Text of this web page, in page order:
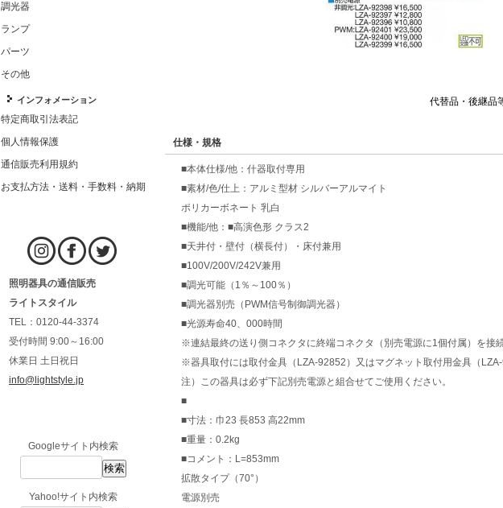
調光器
ランプ
パーツ
その他
インフォメーション
特定商取引法表記
個人情報保護
通信販売利用規約
お支払方法・送料・手数料・納期
照明器具の通信販売
ライトスタイル
TEL：0120-44-3374
受付時間 9:00～16:00
休業日 土日祝日
info@lightstyle.jp
Googleサイト内検索
Yahoo!サイト内検索
代替品・後継品
仕様・規格
■本体仕様/他：什器取付専用
■素材/色/仕上：アルミ型材 シルバーアルマイト
ポリカーボネート 乳白
■機能/他：■高演色形 クラス2
■天井付・壁付（横長付）・床付兼用
■100V/200V/242V兼用
■調光可能（1％～100％）
■調光器別売（PWM信号制御調光器）
■光源寿命40、000時間
※連結最終の送り側コネクタに終端コネクタ（別売電源に1個付属）を接
※器具取付には取付金具（LZA-92852）又はマグネット取付用金具（LZA-
注）この器具は必ず下記別売電源と組合せてご使用ください。
■
■寸法：巾23 長853 高22mm
■重量：0.2kg
■コメント：L=853mm
拡散タイプ（70°）
電源別売